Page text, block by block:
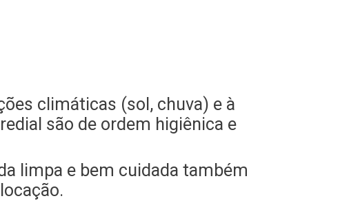
climáticas (sol, chuva) e à
são de ordem higiênica e
limpa e bem cuidada também